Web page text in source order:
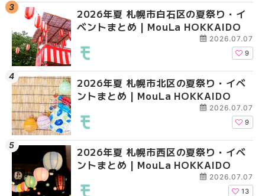
2026年夏 札幌市白石区の夏祭り・イ
ベントまとめ | MouLa HOKKAIDO
2026.07.07
9
2026年夏 札幌市北区の夏祭り・イベ
ントまとめ | MouLa HOKKAIDO
2026.07.07
9
2026年夏 札幌市西区の夏祭り・イベ
ントまとめ | MouLa HOKKAIDO
2026.07.07
13
2026年夏 札幌市西区
ントまとめ | MouLa
2026年夏 札幌市北区
ントまとめ | MouLa
2026年夏 札幌市豊平
ベントまとめ |
2026年夏 札幌市白石
ベントまとめ |
2026年夏 札幌市西区
ントまとめ | MouLa
2026年夏 札幌市清田
ベントまとめ |